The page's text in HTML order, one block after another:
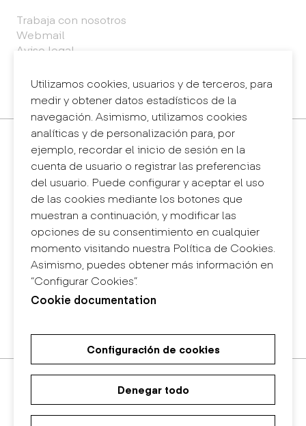
Utilizamos cookies, usuarios y de terceros, para
medir y obtener datos estadísticos de la
navegación. Asimismo, utilizamos cookies
analíticas y de personalización para, por
ejemplo, recordar el inicio de sesión en la
cuenta de usuario o registrar las preferencias
del usuario. Puede configurar y aceptar el uso
de las cookies mediante los botones que
muestran a continuación, y modificar las
opciones de su consentimiento en cualquier
momento visitando nuestra Política de Cookies.
Asimismo, puedes obtener más información en
“Configurar Cookies”.
Cookie documentation
Configuración de cookies
Denegar todo
Trabaja con nosotros
Webmail
Aviso legal
Sistema interno de información (canal de
denuncias)
Contacto
+34 932 030 923
info@eina.cat
Eina Sentmenat
Passeig Santa Eulàlia, 25
08017 Barcelona
+34 672 31 86 57
Eina Bosc
Carrer del Bosc, 2
+34 675 78 48 03